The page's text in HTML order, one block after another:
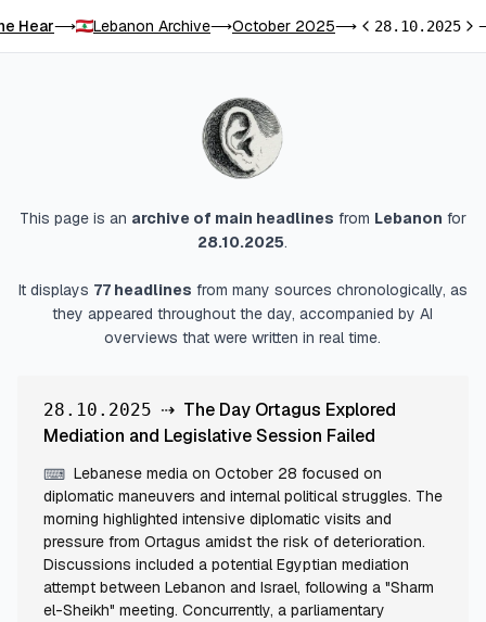
Hear⟶ Lebanon Archive⟶October 2025⟶Previous day
28.10.2025
This page is an archive of main headlines from Lebanon for
28.10.2025.
It displays 77 headlines from many sources chronologically, as
they appeared throughout the day, accompanied by AI
overviews that were written in real time.
28.10.2025 ⇢ The Day Ortagus Explored
Mediation and Legislative Session Failed
⌨ Lebanese media on October 28 focused on
diplomatic maneuvers and internal political struggles. The
morning highlighted intensive diplomatic visits and
pressure from Ortagus amidst the risk of deterioration.
Discussions included a potential Egyptian mediation
attempt between Lebanon and Israel, following a "Sharm
el-Sheikh" meeting. Concurrently, a parliamentary